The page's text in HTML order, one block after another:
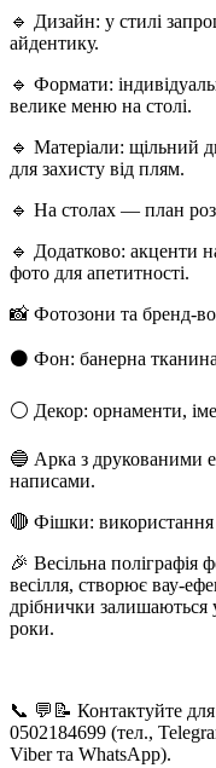
🔹 Дизайн: у стилі
айдентику.
🔹 Формати:
велике меню на столі.
🔹 Матеріали: щільний
для захисту від плям.
🔹 На столах — план
🔹 Додатково: акценти
фото для апетитності.
📸 Фотозони та
⚫ Фон: банерна
⚪ Декор: орнаменти,
🔵 Арка з друкованими
написами.
🔴 Фішки: використання
🎉 Весільна поліграфія
весілля, створює вау-
дрібнички залишаються
роки.
📞 💬📝 Контактуйте для
0502184699 (тел.,
Viber та WhatsApp).